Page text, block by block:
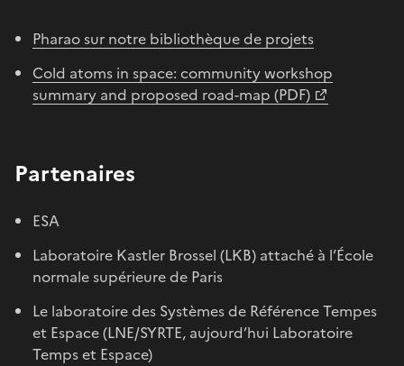
Pharao sur notre bibliothèque de projets
Cold atoms in space: community workshop
summary and proposed road-map (PDF)
Partenaires
ESA
Laboratoire Kastler Brossel (LKB) attaché à l’École
normale supérieure de Paris
Le laboratoire des Systèmes de Référence Tempes
et Espace (LNE/SYRTE, aujourd’hui Laboratoire
Temps et Espace)